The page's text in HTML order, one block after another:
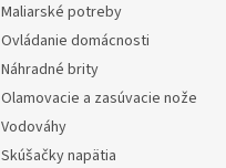
Maliarské potreby
Ovládanie domácnosti
Náhradné brity
Olamovacie a zasúvacie nože
Vodováhy
Skúšačky napätia